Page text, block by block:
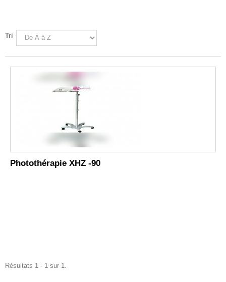
Tri
Photothérapie XHZ -90
Résultats 1 - 1 sur 1.